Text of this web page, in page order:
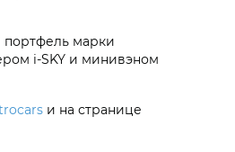
портфель марки
i‑SKY и минивэном
и на странице